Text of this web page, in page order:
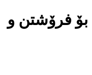
بۆ فرۆشتن و